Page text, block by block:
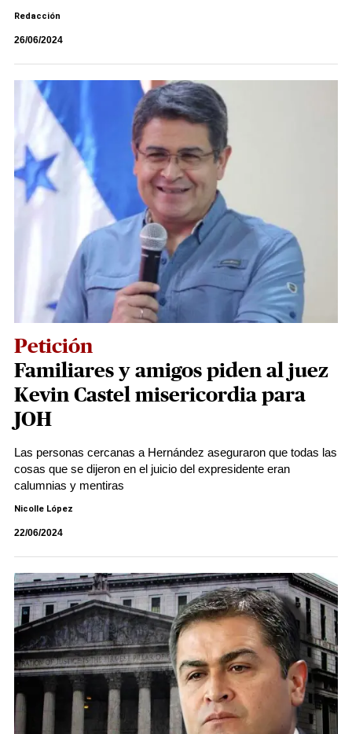
Redacción
26/06/2024
Petición
Familiares y amigos piden al juez
Kevin Castel misericordia para
JOH
Las personas cercanas a Hernández aseguraron que todas las
cosas que se dijeron en el juicio del expresidente eran
calumnias y mentiras
Nicolle López
22/06/2024